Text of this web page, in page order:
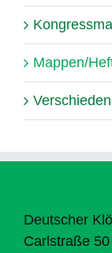
Mappen/
Deutscher
Carlstraße 50